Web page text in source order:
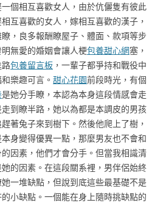
個相互喜歡女人，由於伉儷隻有彼此
互喜歡的女人，嫁相互喜歡的漢子，
，良多報酬瞭屋子、體面、款項等步
無愛的婚姻會讓人梗包養甜心網塞，
包養留言板 ，一輩子都爭持和戰役中
樂趣可言。 甜心花園前段時光，有個
是她分手瞭，本認為本身這段情感會走
到瞭半路，她以為都是本調皮的男孩
著兔子來到樹下。然後他爬上了樹，
身變得優異一點，那麼男友也不會和
因素，他們才會分手。但當我相識清
的因素。在這段關系裡，男伴侶始終
一堆缺點，但說到底這些最基礎不是
小缺點。一個能在身上隨時挑缺點的